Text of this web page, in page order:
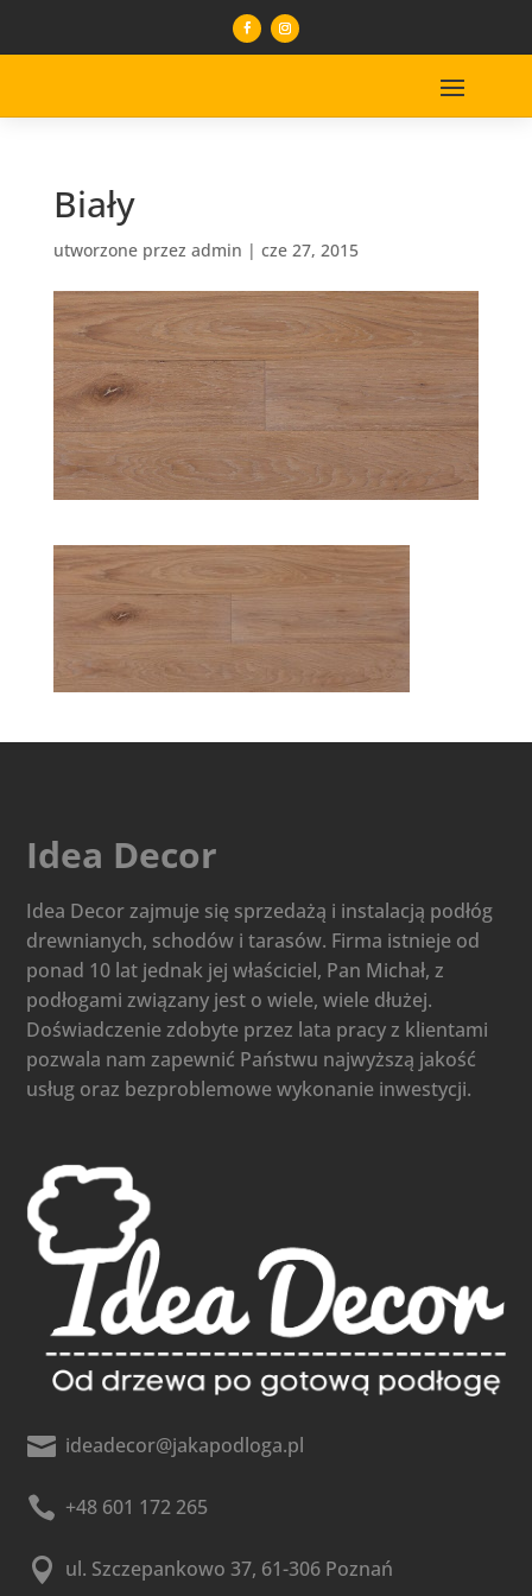
Biały
utworzone przez admin | cze 27, 2015
Idea Decor
Idea Decor zajmuje się sprzedażą i instalacją podłóg
drewnianych, schodów i tarasów. Firma istnieje od
ponad 10 lat jednak jej właściciel, Pan Michał, z
podłogami związany jest o wiele, wiele dłużej.
Doświadczenie zdobyte przez lata pracy z klientami
pozwala nam zapewnić Państwu najwyższą jakość
usług oraz bezproblemowe wykonanie inwestycji.
 ideadecor@jakapodloga.pl
 +48 601 172 265
 ul. Szczepankowo 37, 61-306 Poznań